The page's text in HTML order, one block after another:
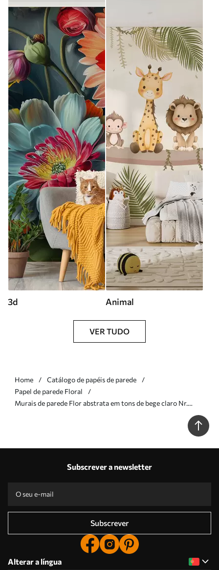
3d Animal
VER TUDO
Home
Catálogo de papéis de parede
Papel de parede Floral
Murais de parede Flor abstrata em tons de bege claro Nr.
Subscrever a newsletter
Subscrever
Alterar a língua